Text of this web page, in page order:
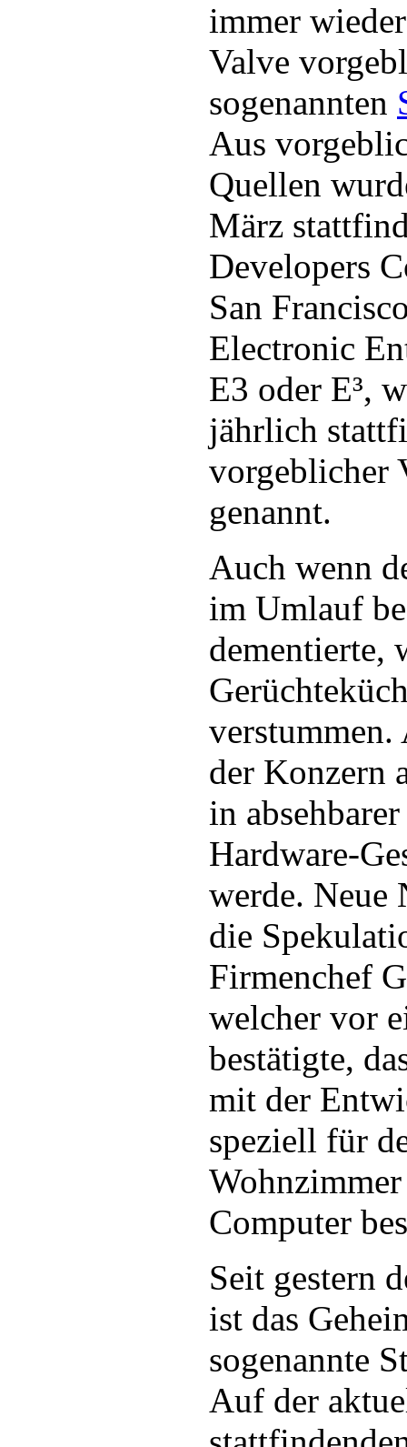
immer
Valve
sogenannten
Aus
Quellen
März
Developers
San
Electronic
E3 oder E³,
jährlich
vorgeblicher
genannt.
Auch wenn
im Umlauf
dementierte,
der Konzern
in
Hardware-
werde. Neue
die
Firmenchef
welcher vor
bestätigte,
mit der
speziell für
Computer
Seit gestern
ist das
sogenannte
Auf der